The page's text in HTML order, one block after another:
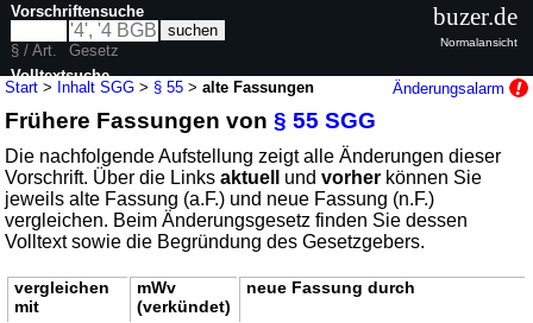
Start > Inhalt SGG > § 55 >alte Fassungen Änderungsalarm
Frühere Fassungen von§ 55 SGG
Die nachfolgende Aufstellung zeigt alle Änderungen dieser
Vorschrift. Über die Linksaktuell undvorher können Sie
jeweils alte Fassung (a.F.) und neue Fassung (n.F.)
vergleichen. Beim Änderungsgesetz finden Sie dessen
Volltext sowie die Begründung des Gesetzgebers.
vergleichen
mit
mWv
(verkündet)
neue Fassung durch
Vorschriftensuche
§ / Art.
Gesetz
Volltextsuche
nur in SGG
buzer.de
Normalansicht